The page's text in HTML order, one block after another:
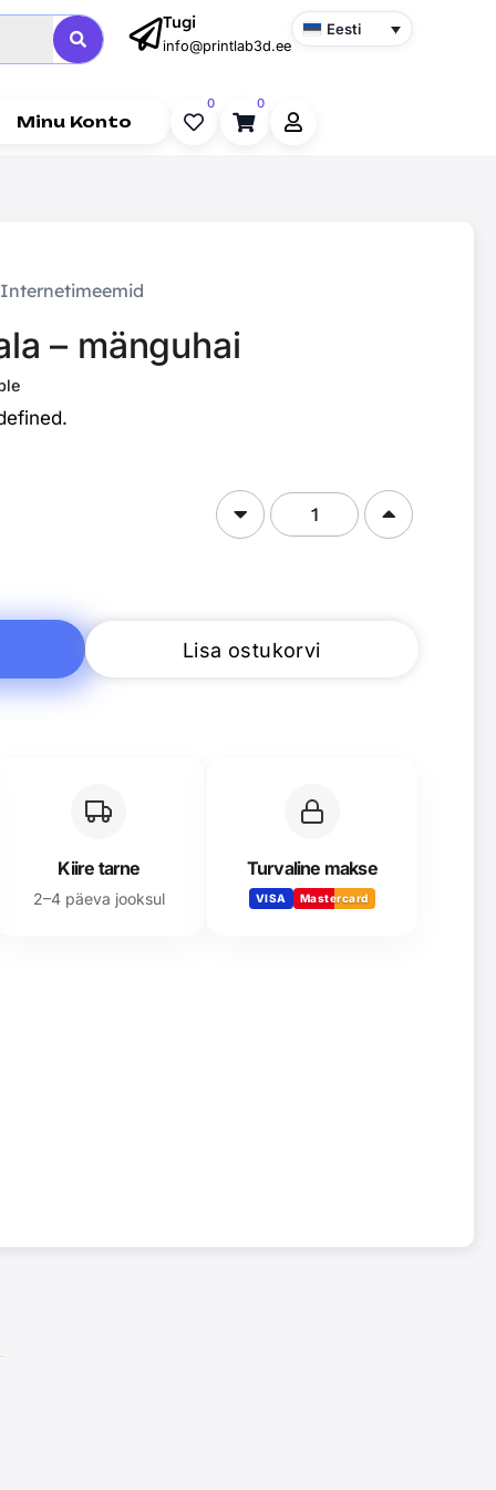
Tugi
info@printlab3d.ee
Eesti
Minu Konto
0 0
Internetimeemid
– mänguhai
Lisa ostukorvi
Kiire tarne
2–4 päeva jooksul
Turvaline makse
VISA Mastercard